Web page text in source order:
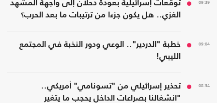
09:39
توقعات إسرائيلية بعودة دحلان إلى واجهة المشهد
الغزي.. هل يكون جزءا من ترتيبات ما بعد الحرب؟
09:04
خطبة "الدردير".. الوعي ودور النخبة في المجتمع
الليبي!
08:34
تحذير إسرائيلي من "تسونامي" أمريكي..
"انشغالنا بصراعات الداخل يحجب ما يتغير